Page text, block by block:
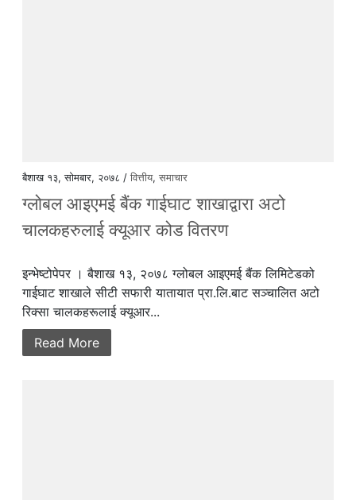
बैशाख १३, सोमबार, २०७८ /वित्तीय,समाचार
ग्लोबल आइएमई बैंक गाईघाट शाखाद्वारा अटो
चालकहरुलाई क्यूआर कोड वितरण
इन्भेष्टोपेपर । बैशाख १३, २०७८ ग्लोबल आइएमई बैंक लिमिटेडको
गाईघाट शाखाले सीटी सफारी यातायात प्रा.लि.बाट सञ्चालित अटो
रिक्सा चालकहरूलाई क्यूआर...
Read More